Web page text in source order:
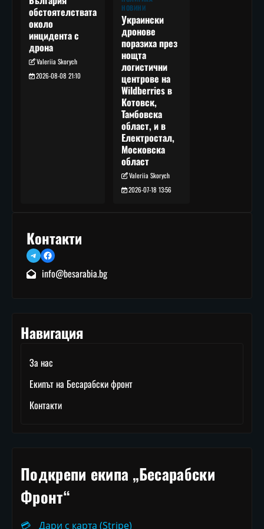
обстоятелствата
около
инцидента с
дрона
Valeriia Skorych
2026-08-08 21:10
НОВИНИ
Украински
дронове
поразиха през
нощта
логистични
центрове на
Wildberries в
Котовск,
Тамбовска
област, и в
Електростал,
Московска
област
Valeriia Skorych
2026-07-18 13:56
Контакти
TelegramFacebook
info@besarabia.bg
Навигация
За нас
Екипът на Бесарабски фронт
Контакти
Подкрепи екипа „Бесарабски
Фронт“
💳 Дари с карта (Stripe)